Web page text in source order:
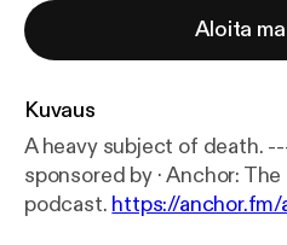
Aloita
Kuvaus
A heavy subject of death. --- This episode is
sponsored by · Anchor: The easiest way to make a
podcast. https://anchor.fm/